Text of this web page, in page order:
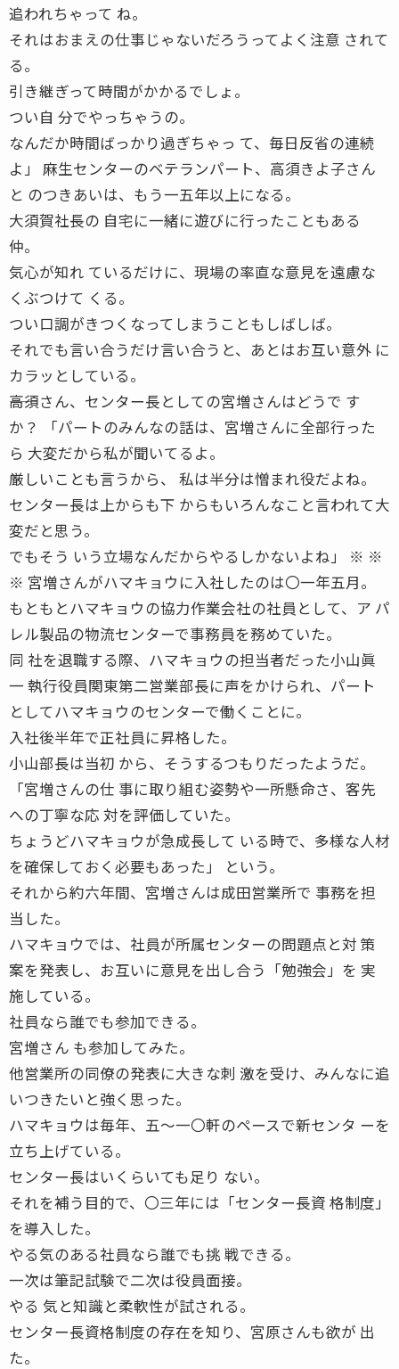
追われちゃって ね。
それはおまえの仕事じゃないだろうってよく注意 されて
る。
引き継ぎって時間がかかるでしょ。
つい自 分でやっちゃうの。
なんだか時間ばっかり過ぎちゃっ て、毎日反省の連続
よ」 麻生センターのベテランパート、高須きよ子さん
と のつきあいは、もう一五年以上になる。
大須賀社長の 自宅に一緒に遊びに行ったこともある
仲。
気心が知れ ているだけに、現場の率直な意見を遠慮な
くぶつけて くる。
つい口調がきつくなってしまうこともしばしば。
それでも言い合うだけ言い合うと、あとはお互い意外 に
カラッとしている。
――高須さん、センター長としての宮増さんはどうで す
か？ 「パートのみんなの話は、宮増さんに全部行った
ら 大変だから私が聞いてるよ。
厳しいことも言うから、 私は半分は憎まれ役だよね。
センター長は上からも下 からもいろんなこと言われて大
変だと思う。
でもそう いう立場なんだからやるしかないよね」 ※ ※
※ 宮増さんがハマキョウに入社したのは〇一年五月。
もともとハマキョウの協力作業会社の社員として、ア パ
レル製品の物流センターで事務員を務めていた。
同 社を退職する際、ハマキョウの担当者だった小山眞
一 執行役員関東第二営業部長に声をかけられ、パート
としてハマキョウのセンターで働くことに。
入社後半年で正社員に昇格した。
小山部長は当初 から、そうするつもりだったようだ。
「宮増さんの仕 事に取り組む姿勢や一所懸命さ、客先
への丁寧な応 対を評価していた。
ちょうどハマキョウが急成長して いる時で、多様な人材
を確保しておく必要もあった」 という。
それから約六年間、宮増さんは成田営業所で 事務を担
当した。
ハマキョウでは、社員が所属センターの問題点と対 策
案を発表し、お互いに意見を出し合う「勉強会」を 実
施している。
社員なら誰でも参加できる。
宮増さん も参加してみた。
他営業所の同僚の発表に大きな刺 激を受け、みんなに追
いつきたいと強く思った。
ハマキョウは毎年、五〜一〇軒のペースで新センタ ーを
立ち上げている。
センター長はいくらいても足り ない。
それを補う目的で、〇三年には「センター長資 格制度」
を導入した。
やる気のある社員なら誰でも挑 戦できる。
一次は筆記試験で二次は役員面接。
やる 気と知識と柔軟性が試される。
センター長資格制度の存在を知り、宮原さんも欲が 出
た。